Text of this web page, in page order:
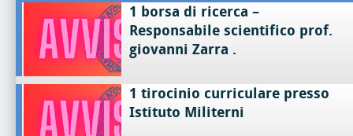
1 borsa di ricerca –
Responsabile scientifico prof.
giovanni Zarra .
1 tirocinio curriculare presso
Istituto Militerni